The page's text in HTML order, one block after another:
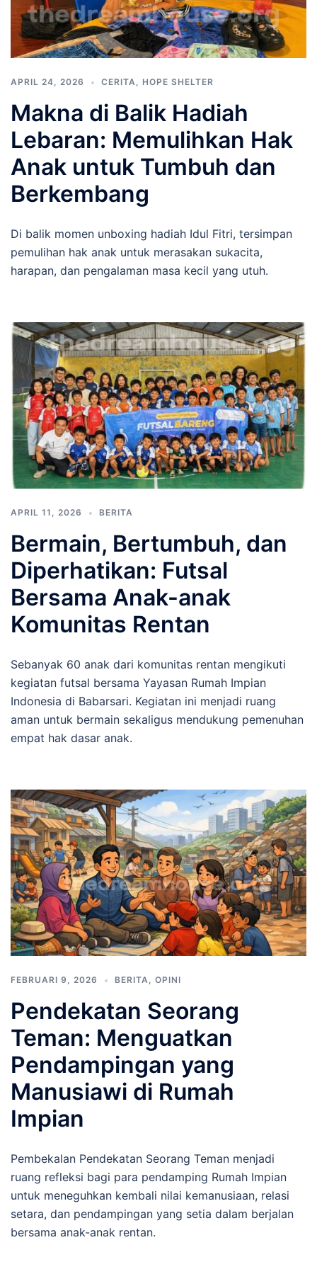
APRIL 24, 2026 CERITA, HOPE SHELTER
Makna di Balik Hadiah
Lebaran: Memulihkan Hak
Anak untuk Tumbuh dan
Berkembang
Di balik momen unboxing hadiah Idul Fitri, tersimpan
pemulihan hak anak untuk merasakan sukacita,
harapan, dan pengalaman masa kecil yang utuh.
APRIL 11, 2026 BERITA
Bermain, Bertumbuh, dan
Diperhatikan: Futsal
Bersama Anak-anak
Komunitas Rentan
Sebanyak 60 anak dari komunitas rentan mengikuti
kegiatan futsal bersama Yayasan Rumah Impian
Indonesia di Babarsari. Kegiatan ini menjadi ruang
aman untuk bermain sekaligus mendukung pemenuhan
empat hak dasar anak.
FEBRUARI 9, 2026 BERITA, OPINI
Pendekatan Seorang
Teman: Menguatkan
Pendampingan yang
Manusiawi di Rumah
Impian
Pembekalan Pendekatan Seorang Teman menjadi
ruang refleksi bagi para pendamping Rumah Impian
untuk meneguhkan kembali nilai kemanusiaan, relasi
setara, dan pendampingan yang setia dalam berjalan
bersama anak-anak rentan.